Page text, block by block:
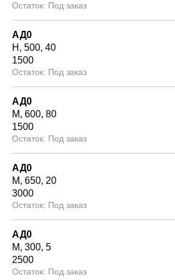
Под заказ
АД0
Н
500 40
1500
Под заказ
АД0
М 600 80
1500
Под заказ
АД0
М 650 20
3000
Под заказ
АД0
М 300 5
2500
Под заказ